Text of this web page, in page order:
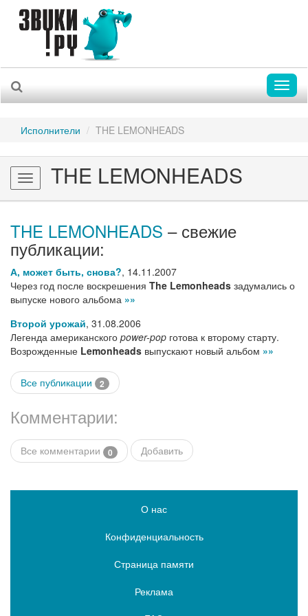
Исполнители THE LEMONHEADS
Toggle
navigation
THE LEMONHEADS
THE LEMONHEADS – свежие
публикации:
А, может быть, снова?, 14.11.2007
Через год после воскрешения The Lemonheads задумались о
выпуске нового альбома »»
Второй урожай, 31.08.2006
Легенда американского power-pop готова к второму старту.
Возрожденные Lemonheads выпускают новый альбом »»
Все публикации 2
Комментарии:
Все комментарии 0 Добавить
О нас
Конфиденциальность
Страница памяти
Реклама